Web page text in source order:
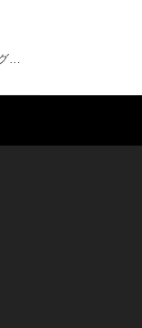
90s カナダ アメフトリーグ グレイカップ カナダ製 ヴィンテージ Tシャツ ビッグプリント シングルステッチ ホワイト WINNIPEG '91 サイズXL 古着 BZ0545